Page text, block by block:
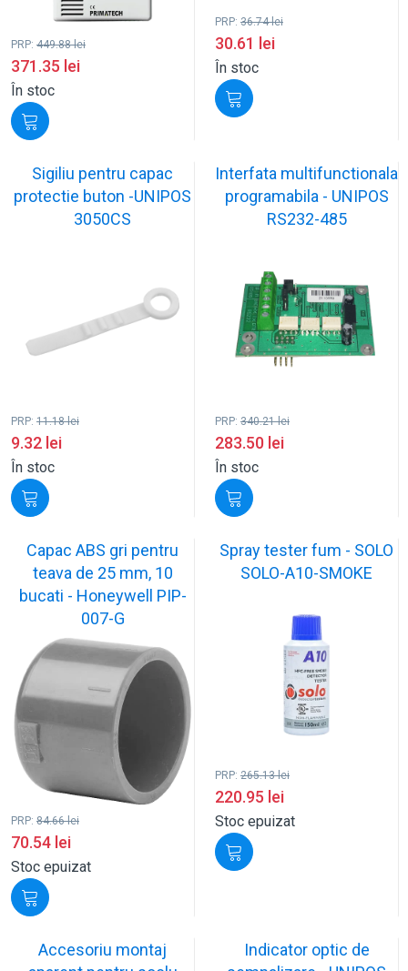
PRP: 449.88lei
371.35 lei
În stoc
PRP: 36.74lei
30.61 lei
În stoc
Sigiliu pentru capac
protectie buton -UNIPOS
3050CS
PRP: 11.18lei
9.32 lei
În stoc
Interfata multifunctionala
programabila - UNIPOS
RS232-485
PRP: 340.21lei
283.50 lei
În stoc
Capac ABS gri pentru
teava de 25 mm, 10
bucati - Honeywell PIP-
007-G
PRP: 84.66lei
70.54 lei
Stoc epuizat
Spray tester fum - SOLO
SOLO-A10-SMOKE
PRP: 265.13lei
220.95 lei
Stoc epuizat
Accesoriu montaj
Indicator optic de